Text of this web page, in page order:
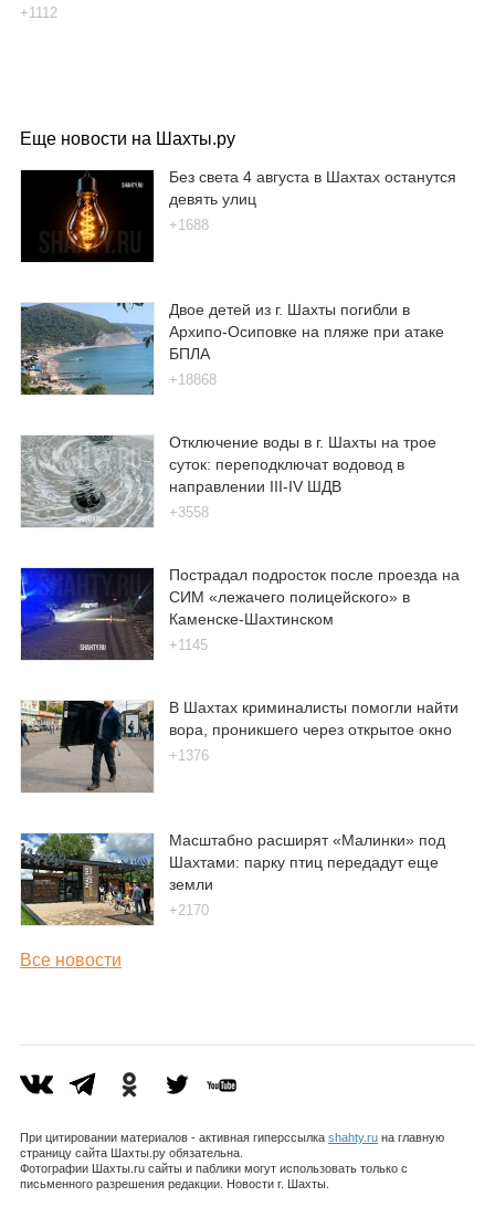
+1112
Еще новости на Шахты.ру
Без света 4 августа в Шахтах останутся
девять улиц
+1688
Двое детей из г. Шахты погибли в
Архипо-Осиповке на пляже при атаке
БПЛА
+18868
Отключение воды в г. Шахты на трое
суток: переподключат водовод в
направлении III-IV ШДВ
+3558
Пострадал подросток после проезда на
СИМ «лежачего полицейского» в
Каменске-Шахтинском
+1145
В Шахтах криминалисты помогли найти
вора, проникшего через открытое окно
+1376
Масштабно расширят «Малинки» под
Шахтами: парку птиц передадут еще
земли
+2170
Все новости
При цитировании материалов - активная гиперссылка shahty.ruна главную
страницу сайта Шахты.ру обязательна.
Фотографии Шахты.ru сайты и паблики могут использовать только с
письменного разрешения редакции. Новости г. Шахты.